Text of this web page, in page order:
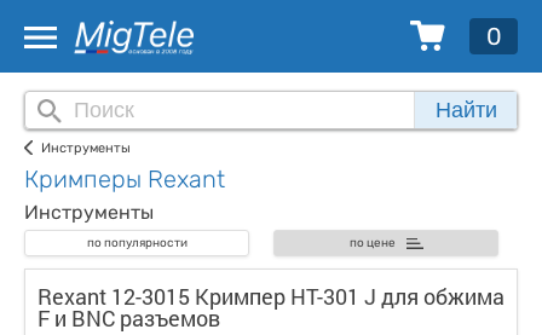
0
Найти
Инструменты
Кримперы Rexant
Инструменты
по популярности по цене
Rexant 12-3015 Кримпер HT-301 J для обжима
F и BNC разъемов